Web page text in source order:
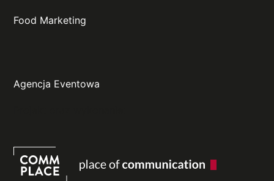
Food Marketing
Agencja Eventowa